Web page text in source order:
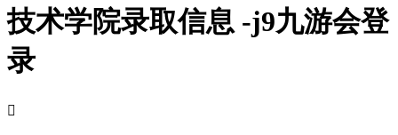
技术学院录取信息 -j9九游会登
录
